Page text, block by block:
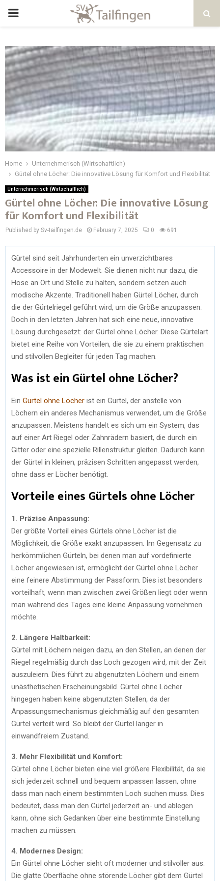
Home
Unternehmerisch (Wirtschaftlich)
Gürtel ohne Löcher: Die innovative Lösung für Komfort und Flexibilität
Unternehmerisch (Wirtschaftlich)
Gürtel ohne Löcher: Die innovative Lösung
für Komfort und Flexibilität
Published by Sv-tailfingen.de February 7, 2025 0 691
Gürtel sind seit Jahrhunderten ein unverzichtbares
Accessoire in der Modewelt. Sie dienen nicht nur dazu, die
Hose an Ort und Stelle zu halten, sondern setzen auch
modische Akzente. Traditionell haben Gürtel Löcher, durch
die der Gürtelriegel geführt wird, um die Größe anzupassen.
Doch in den letzten Jahren hat sich eine neue, innovative
Lösung durchgesetzt: der Gürtel ohne Löcher. Diese Gürtelart
bietet eine Reihe von Vorteilen, die sie zu einem praktischen
und stilvollen Begleiter für jeden Tag machen.
Was ist ein Gürtel ohne Löcher?
Ein Gürtel ohne Löcher ist ein Gürtel, der anstelle von
Löchern ein anderes Mechanismus verwendet, um die Größe
anzupassen. Meistens handelt es sich um ein System, das
auf einer Art Riegel oder Zahnrädern basiert, die durch ein
Gitter oder eine spezielle Rillenstruktur gleiten. Dadurch kann
der Gürtel in kleinen, präzisen Schritten angepasst werden,
ohne dass er Löcher benötigt.
Vorteile eines Gürtels ohne Löcher
1. Präzise Anpassung:
Der größte Vorteil eines Gürtels ohne Löcher ist die
Möglichkeit, die Größe exakt anzupassen. Im Gegensatz zu
herkömmlichen Gürteln, bei denen man auf vordefinierte
Löcher angewiesen ist, ermöglicht der Gürtel ohne Löcher
eine feinere Abstimmung der Passform. Dies ist besonders
vorteilhaft, wenn man zwischen zwei Größen liegt oder wenn
man während des Tages eine kleine Anpassung vornehmen
möchte.
2. Längere Haltbarkeit:
Gürtel mit Löchern neigen dazu, an den Stellen, an denen der
Riegel regelmäßig durch das Loch gezogen wird, mit der Zeit
auszuleiern. Dies führt zu abgenutzten Löchern und einem
unästhetischen Erscheinungsbild. Gürtel ohne Löcher
hingegen haben keine abgenutzten Stellen, da der
Anpassungsmechanismus gleichmäßig auf den gesamten
Gürtel verteilt wird. So bleibt der Gürtel länger in
einwandfreiem Zustand.
3. Mehr Flexibilität und Komfort:
Gürtel ohne Löcher bieten eine viel größere Flexibilität, da sie
sich jederzeit schnell und bequem anpassen lassen, ohne
dass man nach einem bestimmten Loch suchen muss. Dies
bedeutet, dass man den Gürtel jederzeit an- und ablegen
kann, ohne sich Gedanken über eine bestimmte Einstellung
machen zu müssen.
4. Modernes Design:
Ein Gürtel ohne Löcher sieht oft moderner und stilvoller aus.
Die glatte Oberfläche ohne störende Löcher gibt dem Gürtel